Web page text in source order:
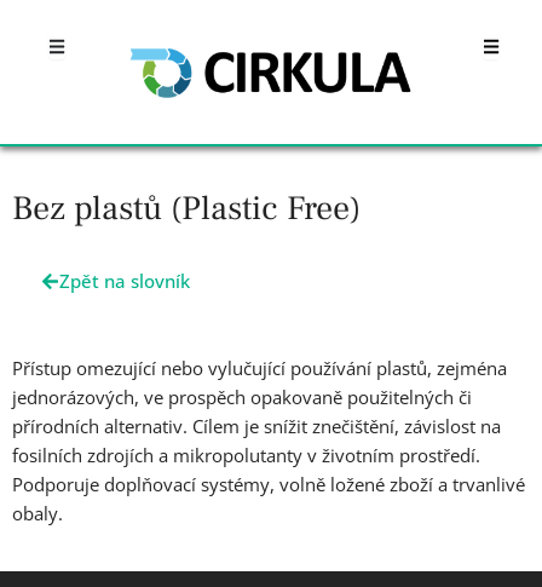
Open Open
Bez plastů (Plastic Free)
Zpět na slovník
Přístup omezující nebo vylučující používání plastů, zejména
jednorázových, ve prospěch opakovaně použitelných či
přírodních alternativ. Cílem je snížit znečištění, závislost na
fosilních zdrojích a mikropolutanty v životním prostředí.
Podporuje doplňovací systémy, volně ložené zboží a trvanlivé
obaly.